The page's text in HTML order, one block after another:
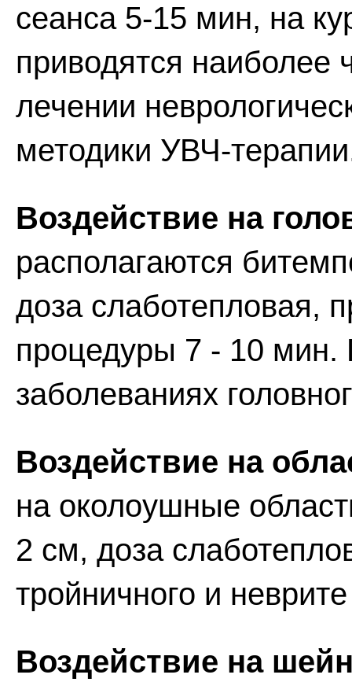
сеанса 5-15 мин, на
приводятся наиболее
лечении
методики УВЧ-
Воздействие на
располагаются
доза слаботепловая,
процедуры 7 - 10
заболеваниях
Воздействие на
на околоушные
2 см, доза
тройничного и
Воздействие на